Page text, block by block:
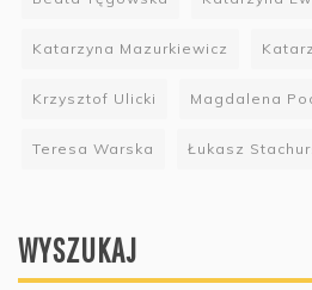
Katarzyna Mazurkiewicz
Krzysztof Ulicki Magdalena
Teresa Warska Łukasz
WYSZUKAJ